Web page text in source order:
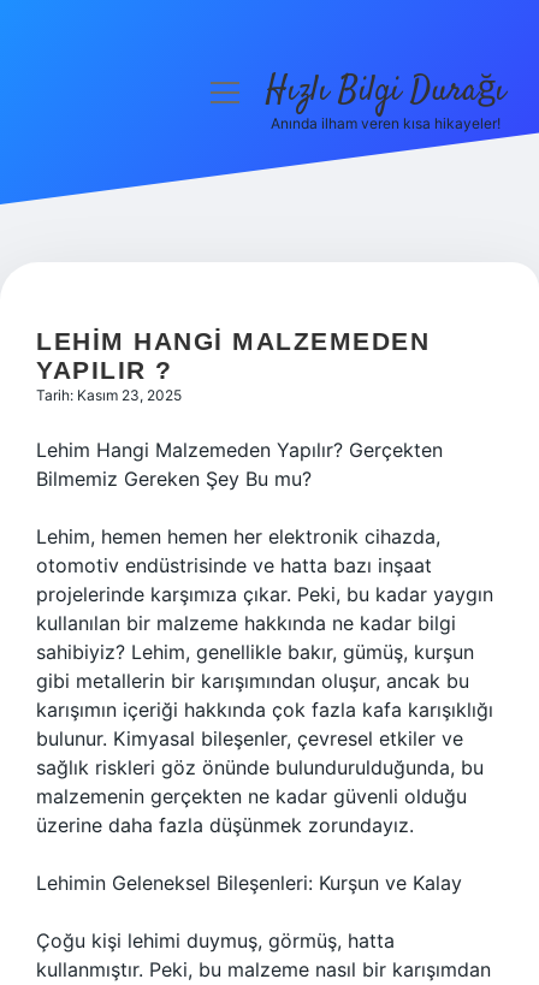
Hakkımızda
menüyüHızlı Bilgi Durağı
Anında ilham veren kısa hikayeler!
LEHIM HANGI MALZEMEDEN
YAPILIR ?
Tarih: Kasım 23, 2025
Lehim Hangi Malzemeden Yapılır? Gerçekten
Bilmemiz Gereken Şey Bu mu?
Lehim, hemen hemen her elektronik cihazda,
otomotiv endüstrisinde ve hatta bazı inşaat
projelerinde karşımıza çıkar. Peki, bu kadar yaygın
kullanılan bir malzeme hakkında ne kadar bilgi
sahibiyiz? Lehim, genellikle bakır, gümüş, kurşun
gibi metallerin bir karışımından oluşur, ancak bu
karışımın içeriği hakkında çok fazla kafa karışıklığı
bulunur. Kimyasal bileşenler, çevresel etkiler ve
sağlık riskleri göz önünde bulundurulduğunda, bu
malzemenin gerçekten ne kadar güvenli olduğu
üzerine daha fazla düşünmek zorundayız.
Lehimin Geleneksel Bileşenleri: Kurşun ve Kalay
Çoğu kişi lehimi duymuş, görmüş, hatta
kullanmıştır. Peki, bu malzeme nasıl bir karışımdan